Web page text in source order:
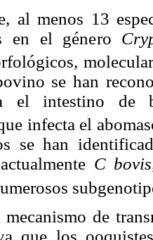
al menos 13
en el género
se han
el intestino de
infecta el
se han
C bovis
de
que los